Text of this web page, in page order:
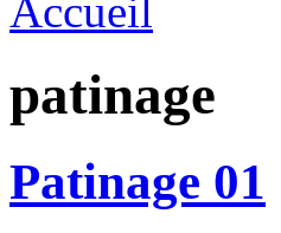
Accueil
patinage
Patinage 01